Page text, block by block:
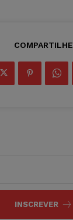
COMPARTILHE
INSCREVER